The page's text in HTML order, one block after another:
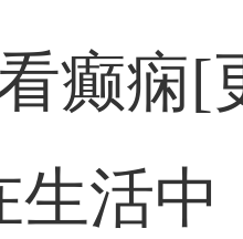
癫痫[
生活